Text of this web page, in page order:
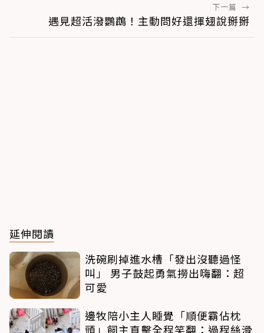
下一篇 →
遇見超活潑鸚鵡！主動問好還揮翅說掰掰
延伸閱讀
洗碗刷掉進水槽「發出沒聽過怪
叫」 男子鼓起勇氣撈出嗨翻：超
可愛
邊牧陪小主人睡覺「順便霸佔枕
頭」飼主直擊全程笑翻：過程絲滑